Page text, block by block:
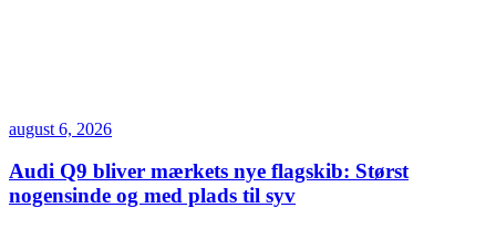
august 6, 2026
Audi Q9 bliver mærkets nye flagskib: Størst
nogensinde og med plads til syv